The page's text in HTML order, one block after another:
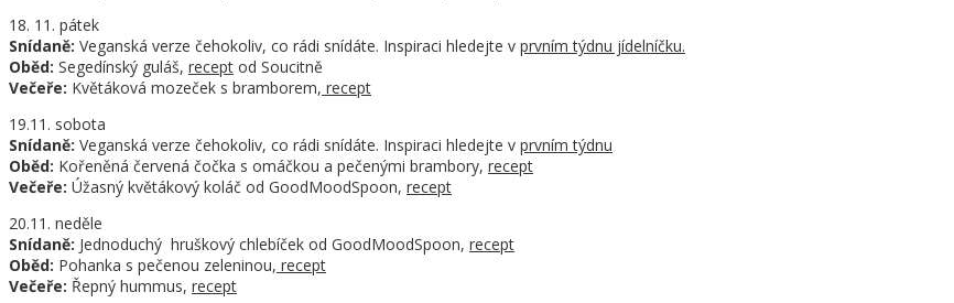
18. 11. pátek
Snídaně: Veganská verze čehokoliv, co rádi snídáte. Inspiraci hledejte v prvním týdnu jídelníčku.
Oběd: Segedínský guláš, recept od Soucitně
Večeře: Květáková mozeček s bramborem, recept
19.11. sobota
Snídaně: Veganská verze čehokoliv, co rádi snídáte. Inspiraci hledejte v prvním týdnu
Oběd: Kořeněná červená čočka s omáčkou a pečenými brambory, recept
Večeře: Úžasný květákový koláč od GoodMoodSpoon, recept
20.11. neděle
Snídaně: Jednoduchý hruškový chlebíček od GoodMoodSpoon, recept
Oběd: Pohanka s pečenou zeleninou, recept
Večeře: Řepný hummus, recept